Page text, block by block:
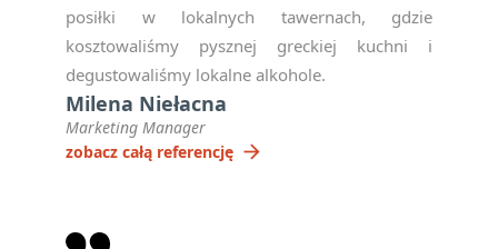
posiłki w lokalnych tawernach, gdzie
kosztowaliśmy pysznej greckiej kuchni i
degustowaliśmy lokalne alkohole.
Milena Niełacna
Marketing Manager
zobacz całą referencję arrow_forward